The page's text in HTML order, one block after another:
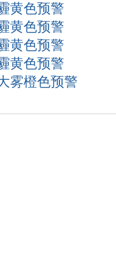
黄色预警
黄色预警
黄色预警
黄色预警
雾橙色预警